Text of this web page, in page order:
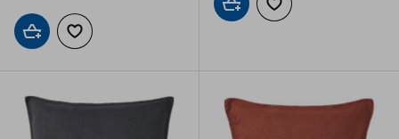
Добави в кошницата
Добави към списъка с любими
Добави в кошницата
Добави към